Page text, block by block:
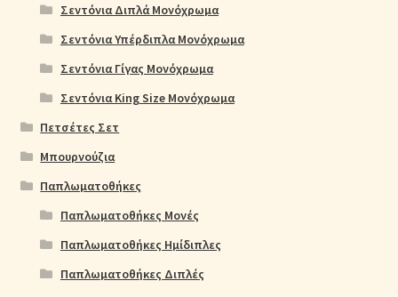
Σεντόνια Διπλά Μονόχρωμα
Σεντόνια Υπέρδιπλα Μονόχρωμα
Σεντόνια Γίγας Μονόχρωμα
Σεντόνια King Size Μονόχρωμα
Πετσέτες Σετ
Μπουρνούζια
Παπλωματοθήκες
Παπλωματοθήκες Μονές
Παπλωματοθήκες Ημίδιπλες
Παπλωματοθήκες Διπλές